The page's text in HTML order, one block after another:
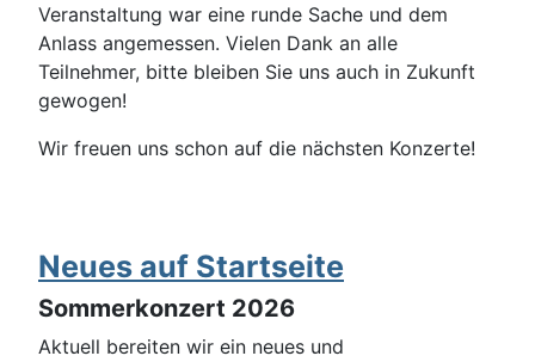
Veranstaltung war eine runde Sache und dem
Anlass angemessen. Vielen Dank an alle
Teilnehmer, bitte bleiben Sie uns auch in Zukunft
gewogen!
Wir freuen uns schon auf die nächsten Konzerte!
Neues auf Startseite
Sommerkonzert 2026
Aktuell bereiten wir ein neues und